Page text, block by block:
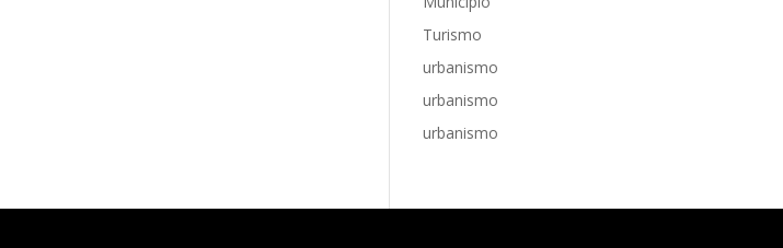
Turismo
urbanismo
urbanismo
urbanismo